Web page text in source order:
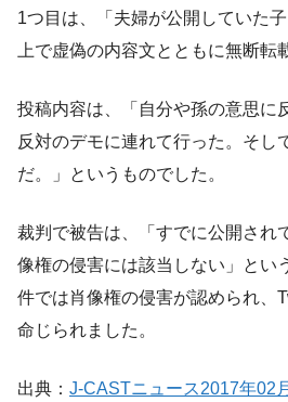
1つ目は、「夫婦が公開していた
上で虚偽の内容文とともに無断転
投稿内容は、「自分や孫の意思に
反対のデモに連れて行った。そし
だ。」というものでした。
裁判で被告は、「すでに公開され
像権の侵害には該当しない」とい
件では肖像権の侵害が認められ、
命じられました。
出典： J-CASTニュース2017年02